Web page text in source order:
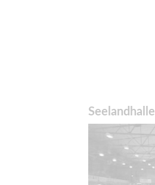
Seelandhalle